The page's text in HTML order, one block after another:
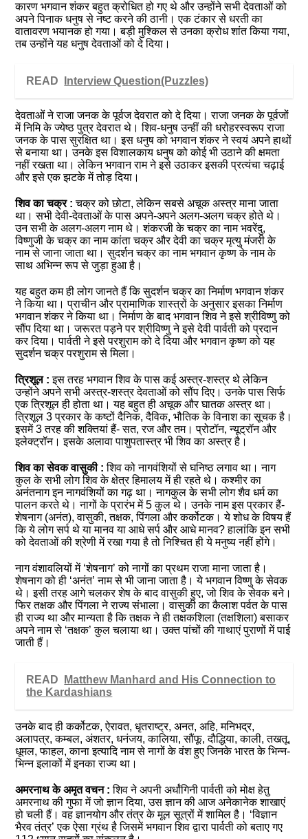
कारण भगवान शंकर बहुत क्रोधित हो गए थे और उन्होंने सभी देवताओं को
अपने पिनाक धनुष से नष्ट करने की ठानी। एक टंकार से धरती का
वातावरण भयानक हो गया। बड़ी मुश्किल से उनका क्रोध शांत किया गया,
तब उन्होंने यह धनुष देवताओं को दे दिया।
READ Interview Question(Puzzles)
देवताओं ने राजा जनक के पूर्वज देवरात को दे दिया। राजा जनक के पूर्वजों
में निमि के ज्येष्ठ पुत्र देवरात थे। शिव-धनुष उन्हीं की धरोहरस्वरूप राजा
जनक के पास सुरक्षित था। इस धनुष को भगवान शंकर ने स्वयं अपने हाथों
से बनाया था। उनके इस विशालकाय धनुष को कोई भी उठाने की क्षमता
नहीं रखता था। लेकिन भगवान राम ने इसे उठाकर इसकी प्रत्यंचा चढ़ाई
और इसे एक झटके में तोड़ दिया।
शिव का चक्र : चक्र को छोटा, लेकिन सबसे अचूक अस्त्र माना जाता
था। सभी देवी-देवताओं के पास अपने-अपने अलग-अलग चक्र होते थे।
उन सभी के अलग-अलग नाम थे। शंकरजी के चक्र का नाम भवरेंदु,
विष्णुजी के चक्र का नाम कांता चक्र और देवी का चक्र मृत्यु मंजरी के
नाम से जाना जाता था। सुदर्शन चक्र का नाम भगवान कृष्ण के नाम के
साथ अभिन्न रूप से जुड़ा हुआ है।
यह बहुत कम ही लोग जानते हैं कि सुदर्शन चक्र का निर्माण भगवान शंकर
ने किया था। प्राचीन और प्रामाणिक शास्त्रों के अनुसार इसका निर्माण
भगवान शंकर ने किया था। निर्माण के बाद भगवान शिव ने इसे श्रीविष्णु को
सौंप दिया था। जरूरत पड़ने पर श्रीविष्णु ने इसे देवी पार्वती को प्रदान
कर दिया। पार्वती ने इसे परशुराम को दे दिया और भगवान कृष्ण को यह
सुदर्शन चक्र परशुराम से मिला।
त्रिशूल : इस तरह भगवान शिव के पास कई अस्त्र-शस्त्र थे लेकिन
उन्होंने अपने सभी अस्त्र-शस्त्र देवताओं को सौंप दिए। उनके पास सिर्फ
एक त्रिशूल ही होता था। यह बहुत ही अचूक और घातक अस्त्र था।
त्रिशूल 3 प्रकार के कष्टों दैनिक, दैविक, भौतिक के विनाश का सूचक है।
इसमें 3 तरह की शक्तियां हैं- सत, रज और तम। प्रोटॉन, न्यूट्रॉन और
इलेक्ट्रॉन। इसके अलावा पाशुपतास्त्र भी शिव का अस्त्र है।
शिव का सेवक वासुकी : शिव को नागवंशियों से घनिष्ठ लगाव था। नाग
कुल के सभी लोग शिव के क्षेत्र हिमालय में ही रहते थे। कश्मीर का
अनंतनाग इन नागवंशियों का गढ़ था। नागकुल के सभी लोग शैव धर्म का
पालन करते थे। नागों के प्रारंभ में 5 कुल थे। उनके नाम इस प्रकार हैं-
शेषनाग (अनंत), वासुकी, तक्षक, पिंगला और कर्कोटक। ये शोध के विषय हैं
कि ये लोग सर्प थे या मानव या आधे सर्प और आधे मानव? हालांकि इन सभी
को देवताओं की श्रेणी में रखा गया है तो निश्‍चित ही ये मनुष्य नहीं होंगे।
नाग वंशावलियों में ‘शेषनाग’ को नागों का प्रथम राजा माना जाता है।
शेषनाग को ही ‘अनंत’ नाम से भी जाना जाता है। ये भगवान विष्णु के सेवक
थे। इसी तरह आगे चलकर शेष के बाद वासुकी हुए, जो शिव के सेवक बने।
फिर तक्षक और पिंगला ने राज्य संभाला। वासुकी का कैलाश पर्वत के पास
ही राज्य था और मान्यता है कि तक्षक ने ही तक्षकशिला (तक्षशिला) बसाकर
अपने नाम से ‘तक्षक’ कुल चलाया था। उक्त पांचों की गाथाएं पुराणों में पाई
जाती हैं।
READ
Matthew Manhard and His Connection to
the Kardashians
उनके बाद ही कर्कोटक, ऐरावत, धृतराष्ट्र, अनत, अहि, मनिभद्र,
अलापत्र, कम्बल, अंशतर, धनंजय, कालिया, सौंफू, दौद्धिया, काली, तखतू,
धूमल, फाहल, काना इत्यादि नाम से नागों के वंश हुए जिनके भारत के भिन्न-
भिन्न इलाकों में इनका राज्य था।
अमरनाथ के अमृत वचन : शिव ने अपनी अर्धांगिनी पार्वती को मोक्ष हेतु
अमरनाथ की गुफा में जो ज्ञान दिया, उस ज्ञान की आज अनेकानेक शाखाएं
हो चली हैं। वह ज्ञानयोग और तंत्र के मूल सूत्रों में शामिल है। ‘विज्ञान
भैरव तंत्र’ एक ऐसा ग्रंथ है जिसमें भगवान शिव द्वारा पार्वती को बताए गए